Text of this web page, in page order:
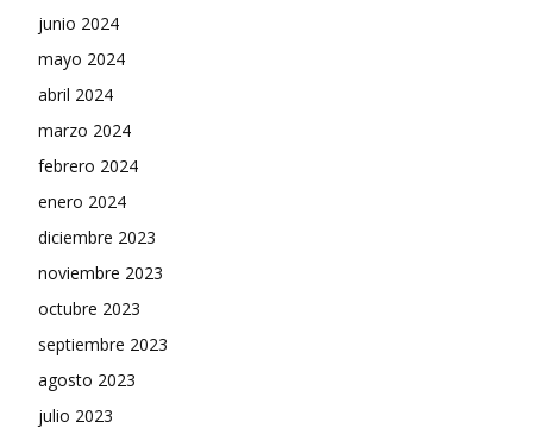
junio 2024
mayo 2024
abril 2024
marzo 2024
febrero 2024
enero 2024
diciembre 2023
noviembre 2023
octubre 2023
septiembre 2023
agosto 2023
julio 2023